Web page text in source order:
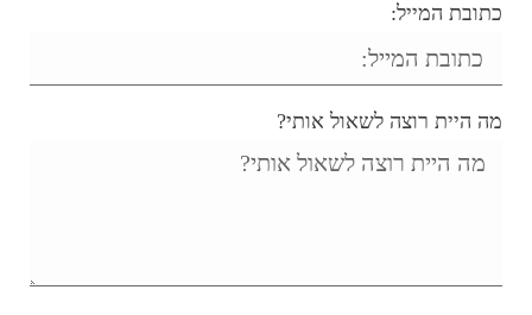
המייל:
היית רוצה לשאול אותי?